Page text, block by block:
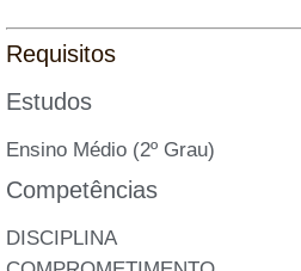
Requisitos
Estudos
Ensino Médio (2º Grau)
Competências
DISCIPLINA